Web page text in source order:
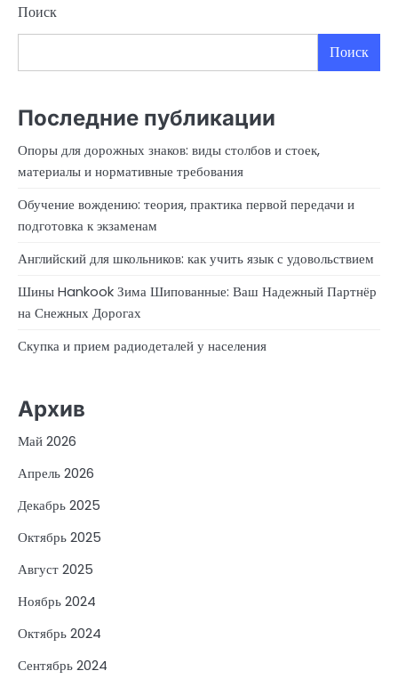
Поиск
Поиск
Последние публикации
Опоры для дорожных знаков: виды столбов и стоек,
материалы и нормативные требования
Обучение вождению: теория, практика первой передачи и
подготовка к экзаменам
Английский для школьников: как учить язык с удовольствием
Шины Hankook Зима Шипованные: Ваш Надежный Партнёр
на Снежных Дорогах
Скупка и прием радиодеталей у населения
Архив
Май 2026
Апрель 2026
Декабрь 2025
Октябрь 2025
Август 2025
Ноябрь 2024
Октябрь 2024
Сентябрь 2024